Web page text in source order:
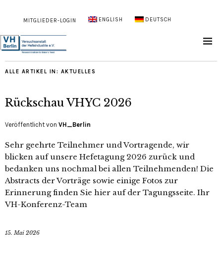
MITGLIEDER-LOGIN ENGLISH DEUTSCH
ALLE ARTIKEL IN: AKTUELLES
Rückschau VHYC 2026
Veröffentlicht von VH_Berlin
Sehr geehrte Teilnehmer und Vortragende, wir
blicken auf unsere Hefetagung 2026 zurück und
bedanken uns nochmal bei allen Teilnehmenden! Die
Abstracts der Vorträge sowie einige Fotos zur
Erinnerung finden Sie hier auf der Tagungsseite. Ihr
VH-Konferenz-Team
15. Mai 2026